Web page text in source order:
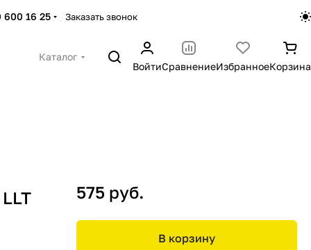
600 16 25 Заказать звонок
Каталог
ВойтиСравнениеИзбранноеКорзина
575 руб.
В корзину